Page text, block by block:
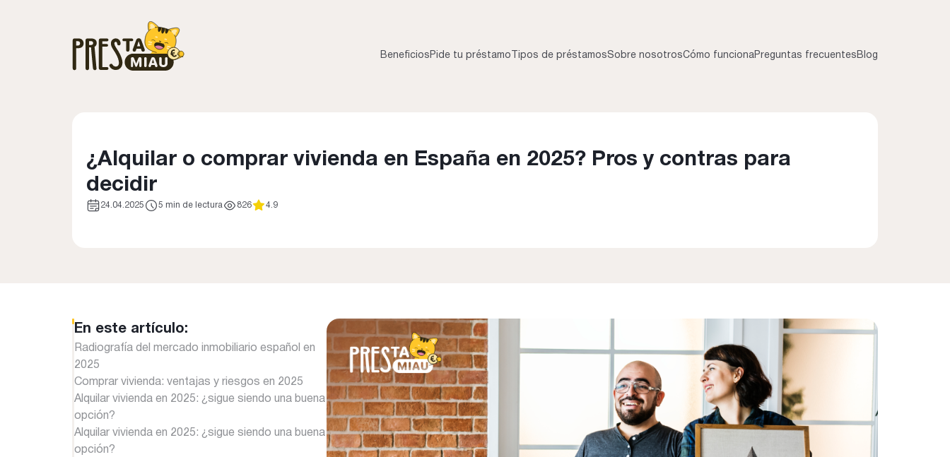
Beneficios Pide tu préstamo Tipos de préstamosSobre nosotrosCómo funciona Preguntas frecuentes Blog
¿Alquilar o comprar vivienda en España en 2025? Pros y contras para
decidir
24.04.2025 5 min de lectura 826 4.9
En este artículo:
Radiografía del mercado inmobiliario español en
2025
Comprar vivienda: ventajas y riesgos en 2025
Alquilar vivienda en 2025: ¿sigue siendo una buena
opción?
Alquilar vivienda en 2025: ¿sigue siendo una buena
opción?